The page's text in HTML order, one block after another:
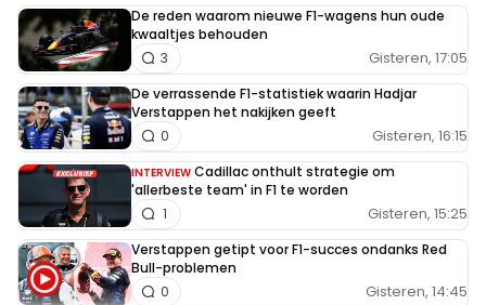
De reden waarom nieuwe F1-wagens hun oude
kwaaltjes behouden
Gisteren, 17:05
3
De verrassende F1-statistiek waarin Hadjar
Verstappen het nakijken geeft
Gisteren, 16:15
0
INTERVIEW Cadillac onthult strategie om
'allerbeste team' in F1 te worden
Gisteren, 15:25
1
Verstappen getipt voor F1-succes ondanks Red
Bull-problemen
Gisteren, 14:45
0